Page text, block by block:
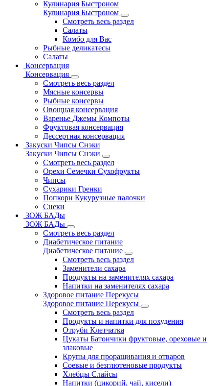
Кулинария Быстроном
Кулинария Быстроном
Смотреть весь раздел
Салаты
Комбо для Вас
Рыбные деликатесы
Салаты
Консервация
Консервация
Смотреть весь раздел
Мясные консервы
Рыбные консервы
Овощная консервация
Варенье Джемы Компоты
Фруктовая консервация
Дессертная консервация
Закуски Чипсы Снэки
Закуски Чипсы Снэки
Смотреть весь раздел
Орехи Семечки Сухофрукты
Чипсы
Сухарики Гренки
Попкорн Кукурузные палочки
Снеки
ЗОЖ БАДы
ЗОЖ БАДы
Смотреть весь раздел
Диабетическое питание
Диабетическое питание
Смотреть весь раздел
Заменители сахара
Продукты на заменителях сахара
Напитки на заменителях сахара
Здоровое питание Перекусы
Здоровое питание Перекусы
Смотреть весь раздел
Продукты и напитки для похудения
Отруби Клетчатка
Цукаты Батончики фруктовые, ореховые и
злаковые
Крупы для проращивания и отваров
Соевые и безглютеновые продукты
Хлебцы Слайсы
Напитки (цикорий, чай, кисели)